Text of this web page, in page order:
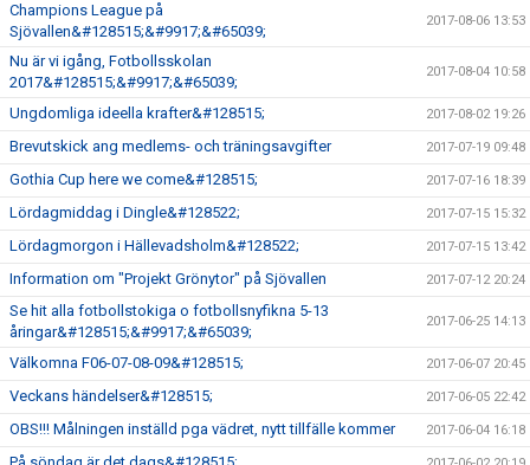
Champions League på
Sjövallen&#128515;&#9917;&#65039;
2017-08-06 13:53
Nu är vi igång, Fotbollsskolan
2017&#128515;&#9917;&#65039;
2017-08-04 10:58
Ungdomliga ideella krafter&#128515; 2017-08-02 19:26
Brevutskick ang medlems- och träningsavgifter 2017-07-19 09:48
Gothia Cup here we come&#128515; 2017-07-16 18:39
Lördagmiddag i Dingle&#128522; 2017-07-15 15:32
Lördagmorgon i Hällevadsholm&#128522; 2017-07-15 13:42
Information om "Projekt Grönytor" på Sjövallen 2017-07-12 20:24
Se hit alla fotbollstokiga o fotbollsnyfikna 5-13
åringar&#128515;&#9917;&#65039;
2017-06-25 14:13
Välkomna F06-07-08-09&#128515; 2017-06-07 20:45
Veckans händelser&#128515; 2017-06-05 22:42
OBS!!! Målningen inställd pga vädret, nytt tillfälle kommer 2017-06-04 16:18